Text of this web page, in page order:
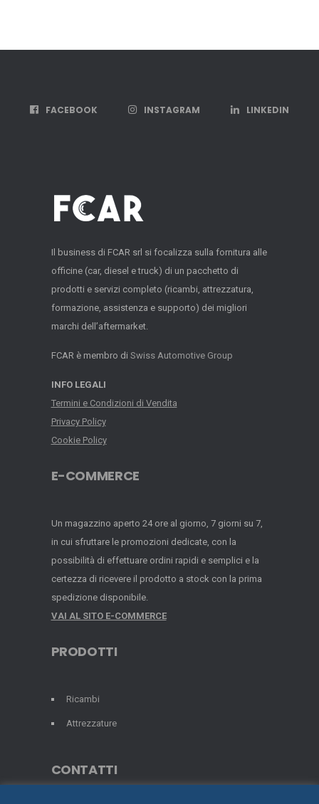
FACEBOOK INSTAGRAM LINKEDIN
Il business di FCAR srl si focalizza sulla fornitura alle
officine (car, diesel e truck) di un pacchetto di
prodotti e servizi completo (ricambi, attrezzatura,
formazione, assistenza e supporto) dei migliori
marchi dell’aftermarket.
FCAR è membro di Swiss Automotive Group
INFO LEGALI
Termini e Condizioni di Vendita
Privacy Policy
Cookie Policy
E-COMMERCE
Un magazzino aperto 24 ore al giorno, 7 giorni su 7,
in cui sfruttare le promozioni dedicate, con la
possibilità di effettuare ordini rapidi e semplici e la
certezza di ricevere il prodotto a stock con la prima
spedizione disponibile.
VAI AL SITO E-COMMERCE
PRODOTTI
Ricambi
Attrezzature
CONTATTI